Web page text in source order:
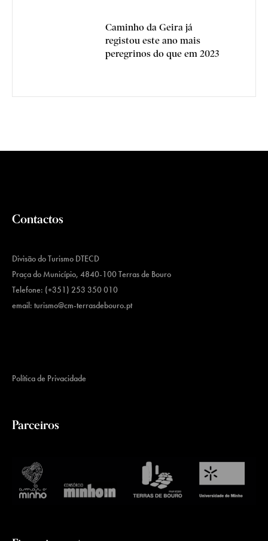
Caminho da Geira já
registou este ano mais
peregrinos do que em 2023
Contactos
Divisão do Turismo DTECD
Praça do Município, 4840-100 Terras de Bouro
Telefone: (+351) 253 350 010
email: turismo@cm-terrasdebouro.pt
Política de Privacidade
Parceiros